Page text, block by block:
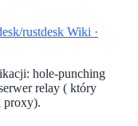
rustdesk Wiki ·
hole-punching
relay ( który
proxy).